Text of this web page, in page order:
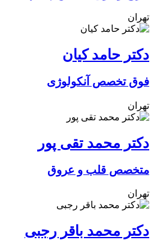
تهران
دکتر حامد کیان
فوق تخصص آنکولوژی
تهران
دکتر محمد تقی پور
متخصص قلب و عروق
تهران
دکتر محمد باقر رجبی